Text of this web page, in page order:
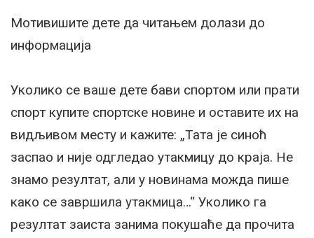
Мотивишите дете да читањем долази до
информација
Уколико се ваше дете бави спортом или прати
спорт купите спортске новине и оставите их на
видљивом месту и кажите: „Тата је синоћ
заспао и није одгледао утакмицу до краја. Не
знамо резултат, али у новинама можда пише
како се завршила утакмица…“ Уколико га
резултат заиста занима покушаће да прочита